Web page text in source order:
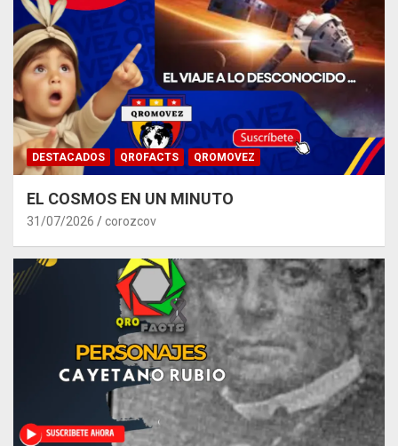
DESTACADOS QROFACTS QROMOVEZ
EL COSMOS EN UN MINUTO
31/07/2026 corozcov